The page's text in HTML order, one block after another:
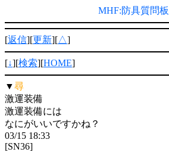
MHF:防具質問板
[返信][更新][△]
[↓][検索][HOME]
▼尋
激運装備
激運装備には
なにがいいですかね？
03/15 18:33
[SN36]